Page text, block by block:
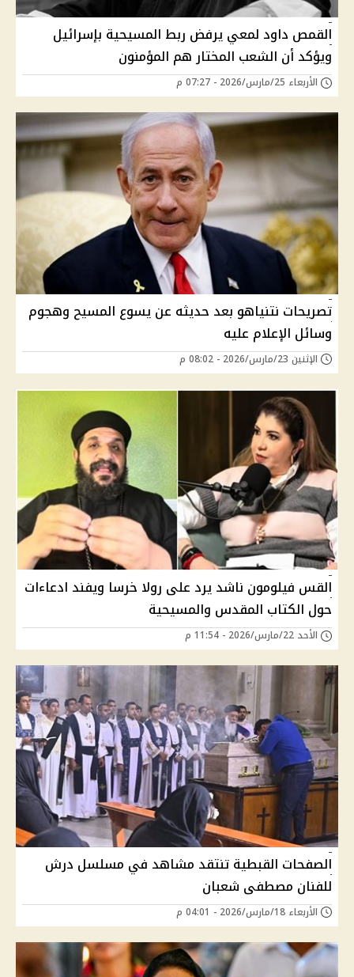
القمص داود لمعي يرفض ربط المسيحية بإسرائيل
ويؤكد أن الشعب المختار هم المؤمنون
الأربعاء 25/مارس/2026 - 07:27 م
تصريحات نتنياهو بعد حديثه عن يسوع المسيح وهجوم
وسائل الإعلام عليه
الإثنين 23/مارس/2026 - 08:02 م
القس فيلومون ناشد يرد على رولا خرسا ويفند ادعاءات
حول الكتاب المقدس والمسيحية
الأحد 22/مارس/2026 - 11:54 م
الصفحات القبطية تنتقد مشاهد في مسلسل درش
للفنان مصطفى شعبان
الأربعاء 18/مارس/2026 - 04:01 م